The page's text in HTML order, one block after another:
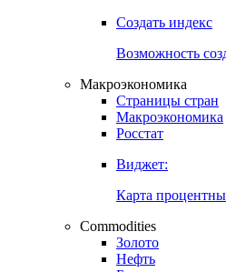
Создать индекс
Возможность
Макроэкономика
Страницы стран
Макроэкономика
Росстат
Виджет:
Карта
Commodities
Золото
Нефть